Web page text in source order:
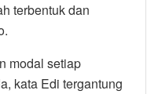
terbentuk dan
modal setiap
kata Edi tergantung